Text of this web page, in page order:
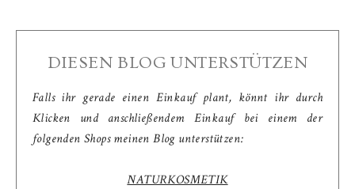
DIESEN BLOG UNTERSTÜTZEN
Falls ihr gerade einen Einkauf plant, könnt ihr durch
Klicken und anschließendem Einkauf bei einem der
folgenden Shops meinen Blog unterstützen:
NATURKOSMETIK